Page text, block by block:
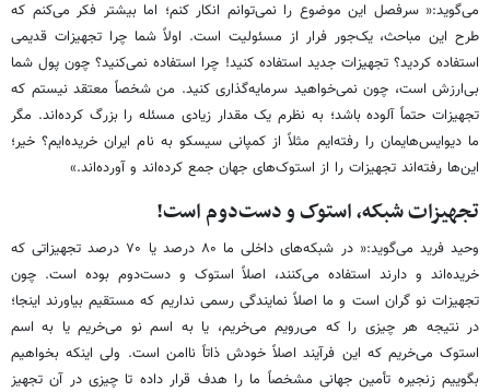
می‌گوید:« سرفصل این موضوع را نمی‌توانم انکار کنم؛ اما بیشتر فکر می‌کنم که
طرح این مباحث، یک‌جور فرار از مسئولیت است. اولاً شما چرا تجهیزات قدیمی
استفاده کردید؟ تجهیزات جدید استفاده کنید! چرا استفاده نمی‌کنید؟ چون پول شما
بی‌ارزش است، چون نمی‌خواهید سرمایه‌گذاری کنید. من شخصاً معتقد نیستم که
تجهیزات حتماً آلوده باشد؛ به نظرم یک مقدار زیادی مسئله را بزرگ کرده‌اند. مگر
ما دیوایس‌هایمان را رفته‌ایم مثلاً از کمپانی سیسکو به نام ایران خریده‌ایم؟ خیر؛
این‌ها رفته‌اند تجهیزات را از استوک‌های جهان جمع کرده‌اند و آورده‌اند.»
تجهیزات شبکه، استوک و دست‌دوم است!
وحید فرید می‌گوید:« در شبکه‌های داخلی ما ۸۰ درصد یا ۷۰ درصد تجهیزاتی که
خریده‌اند و دارند استفاده می‌کنند، اصلاً استوک و دست‌دوم بوده است. چون
تجهیزات نو گران است و ما اصلاً نمایندگی رسمی نداریم که مستقیم بیاورند اینجا؛
در نتیجه هر چیزی را که می‌رویم می‌خریم، یا به اسم نو می‌خریم یا به اسم
استوک می‌خریم که این فرآیند اصلاً خودش ذاتاً ناامن است. ولی اینکه بخواهیم
بگوییم زنجیره تأمین جهانی مشخصاً ما را هدف قرار داده تا چیزی در آن تجهیز